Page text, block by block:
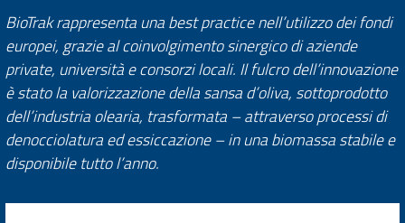
BioTrak rappresenta una best practice nell’utilizzo dei fondi
europei, grazie al coinvolgimento sinergico di aziende
private, università e consorzi locali. Il fulcro dell’innovazione
è stato la valorizzazione della sansa d’oliva, sottoprodotto
dell’industria olearia, trasformata – attraverso processi di
denocciolatura ed essiccazione – in una biomassa stabile e
disponibile tutto l’anno.